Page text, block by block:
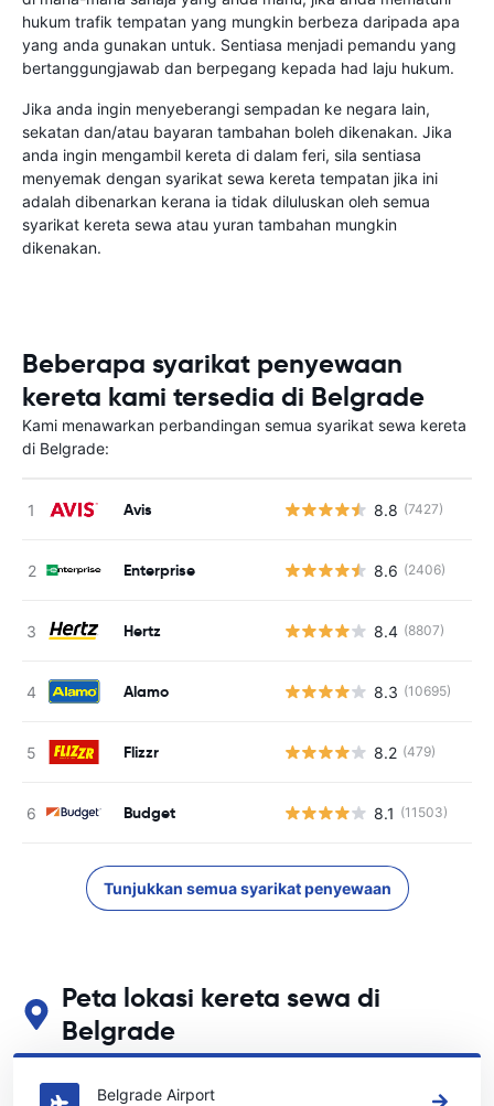
hukum trafik tempatan yang mungkin berbeza daripada apa
yang anda gunakan untuk. Sentiasa menjadi pemandu yang
bertanggungjawab dan berpegang kepada had laju hukum.
Jika anda ingin menyeberangi sempadan ke negara lain,
sekatan dan/atau bayaran tambahan boleh dikenakan. Jika
anda ingin mengambil kereta di dalam feri, sila sentiasa
menyemak dengan syarikat sewa kereta tempatan jika ini
adalah dibenarkan kerana ia tidak diluluskan oleh semua
syarikat kereta sewa atau yuran tambahan mungkin
dikenakan.
Beberapa syarikat penyewaan
kereta kami tersedia di Belgrade
Kami menawarkan perbandingan semua syarikat sewa kereta
di Belgrade:
Avis 8.8 (7427)
Enterprise 8.6 (2406)
Hertz 8.4 (8807)
Alamo 8.3 (10695)
Flizzr 8.2 (479)
Budget 8.1 (11503)
Tunjukkan semua syarikat penyewaan
Peta lokasi kereta sewa di
Belgrade
Lihat lokasi sewa kereta utama kami di Belgrade
Belgrade Airport